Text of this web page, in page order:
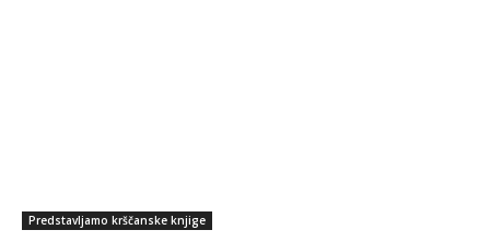
Predstavljamo krščanske knjige